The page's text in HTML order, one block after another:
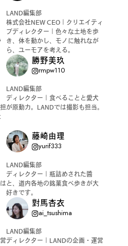
Threads
!
はこちら
に探してくれる仲間「サポー
LAND編集部
株式会社NEW CEO｜クリエイティ
ブディレクター｜色々な土地を歩
き、体を動かし、モノに触れなが
ら、ユーモアを考える。
勝野美玖
rmpw110
LAND編集部
ディレクター｜食べることと愛犬
が原動力。LANDでは撮影も担当。
藤崎由理
yurif333
LAND編集部
ディレクター｜瓶詰めされた醬
と、道内各地の銘菓食べ歩きが大
好きです。
對馬杏衣
ai_tsushima
LAND編集部
ディレクター｜LANDの企画・運営